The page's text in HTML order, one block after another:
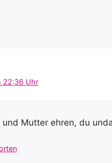
22:36 Uhr
und Mutter ehren, du